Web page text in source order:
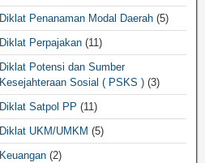
Diklat Penanaman Modal Daerah (5)
Diklat Perpajakan (11)
Diklat Potensi dan Sumber
Kesejahteraan Sosial ( PSKS ) (3)
Diklat Satpol PP (11)
Diklat UKM/UMKM (5)
Keuangan (2)